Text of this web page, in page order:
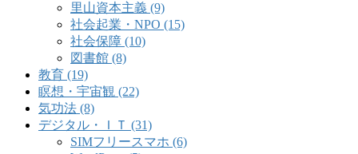
里山資本主義 (9)
社会起業・NPO (15)
社会保障 (10)
図書館 (8)
教育 (19)
瞑想・宇宙観 (22)
気功法 (8)
デジタル・ＩＴ (31)
SIMフリースマホ (6)